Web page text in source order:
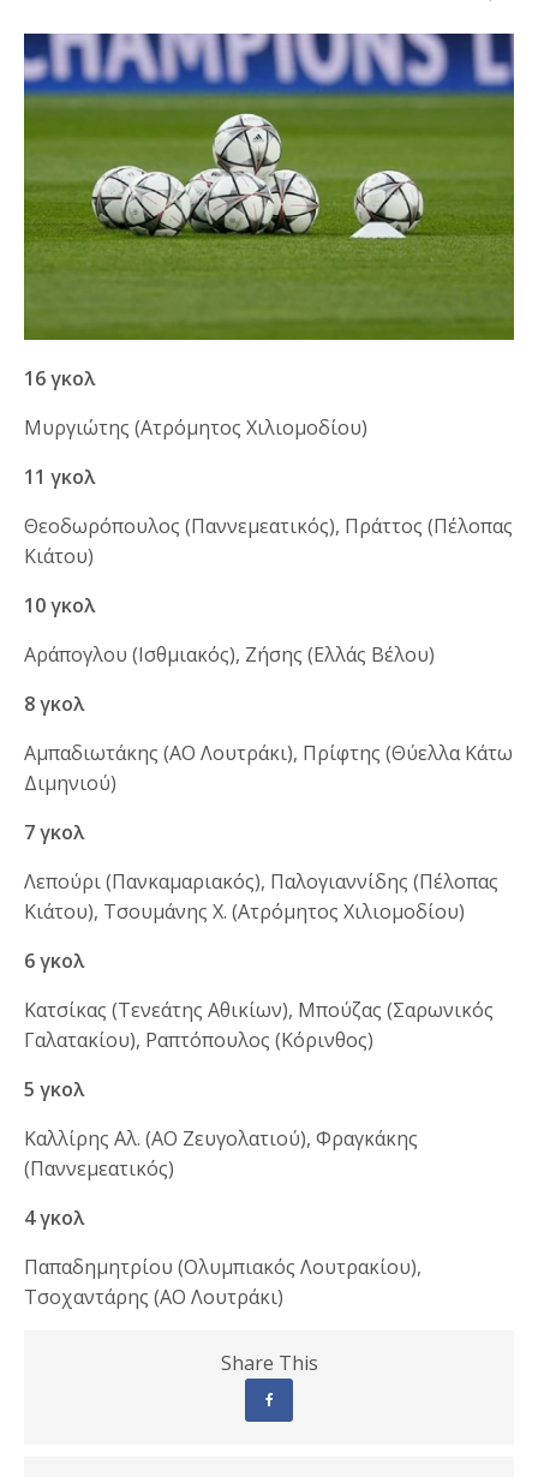
16 γκολ
Μυργιώτης (Ατρόμητος Χιλιομοδίου)
11 γκολ
Θεοδωρόπουλος (Παννεμεατικός), Πράττος (Πέλοπας
Κιάτου)
10 γκολ
Αράπογλου (Ισθμιακός), Ζήσης (Ελλάς Βέλου)
8 γκολ
Αμπαδιωτάκης (ΑΟ Λουτράκι), Πρίφτης (Θύελλα Κάτω
Διμηνιού)
7 γκολ
Λεπούρι (Πανκαμαριακός), Παλογιαννίδης (Πέλοπας
Κιάτου), Τσουμάνης Χ. (Ατρόμητος Χιλιομοδίου)
6 γκολ
Κατσίκας (Τενεάτης Αθικίων), Μπούζας (Σαρωνικός
Γαλατακίου), Ραπτόπουλος (Κόρινθος)
5 γκολ
Καλλίρης Αλ. (ΑΟ Ζευγολατιού), Φραγκάκης
(Παννεμεατικός)
4 γκολ
Παπαδημητρίου (Ολυμπιακός Λουτρακίου),
Τσοχαντάρης (ΑΟ Λουτράκι)
Share This